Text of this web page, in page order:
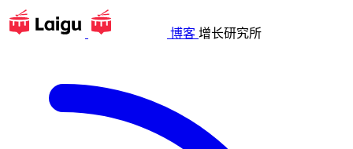
博客 增长研究所